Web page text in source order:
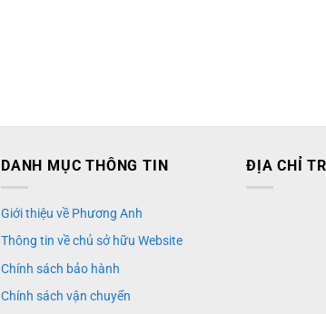
DANH MỤC THÔNG TIN
Giới thiệu về Phương Anh
Thông tin về chủ sở hữu Website
Chính sách bảo hành
Chính sách vận chuyển
ĐỊA CHỈ